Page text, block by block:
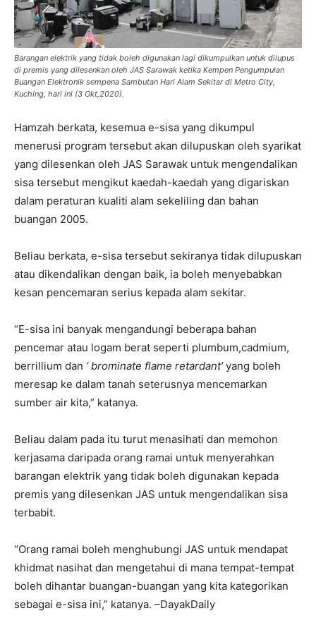
Barangan elektrik yang tidak boleh digunakan lagi dikumpulkan untuk dilupus
di premis yang dilesenkan oleh JAS Sarawak ketika Kempen Pengumpulan
Buangan Elektronik sempena Sambutan Hari Alam Sekitar di Metro City,
Kuching, hari ini (3 Okt,2020).
Hamzah berkata, kesemua e-sisa yang dikumpul
menerusi program tersebut akan dilupuskan oleh syarikat
yang dilesenkan oleh JAS Sarawak untuk mengendalikan
sisa tersebut mengikut kaedah-kaedah yang digariskan
dalam peraturan kualiti alam sekeliling dan bahan
buangan 2005.
Beliau berkata, e-sisa tersebut sekiranya tidak dilupuskan
atau dikendalikan dengan baik, ia boleh menyebabkan
kesan pencemaran serius kepada alam sekitar.
“E-sisa ini banyak mengandungi beberapa bahan
pencemar atau logam berat seperti plumbum,cadmium,
berrillium dan ‘ brominate flame retardant’yang boleh
meresap ke dalam tanah seterusnya mencemarkan
sumber air kita,” katanya.
Beliau dalam pada itu turut menasihati dan memohon
kerjasama daripada orang ramai untuk menyerahkan
barangan elektrik yang tidak boleh digunakan kepada
premis yang dilesenkan JAS untuk mengendalikan sisa
terbabit.
“Orang ramai boleh menghubungi JAS untuk mendapat
khidmat nasihat dan mengetahui di mana tempat-tempat
boleh dihantar buangan-buangan yang kita kategorikan
sebagai e-sisa ini,” katanya. –DayakDaily